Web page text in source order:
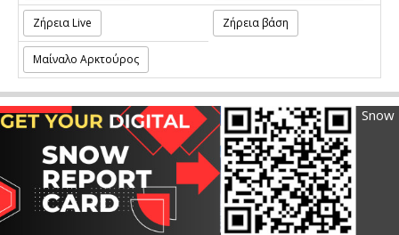
Ζήρεια Live Ζήρεια βάση
Μαίναλο Αρκτούρος
Snow